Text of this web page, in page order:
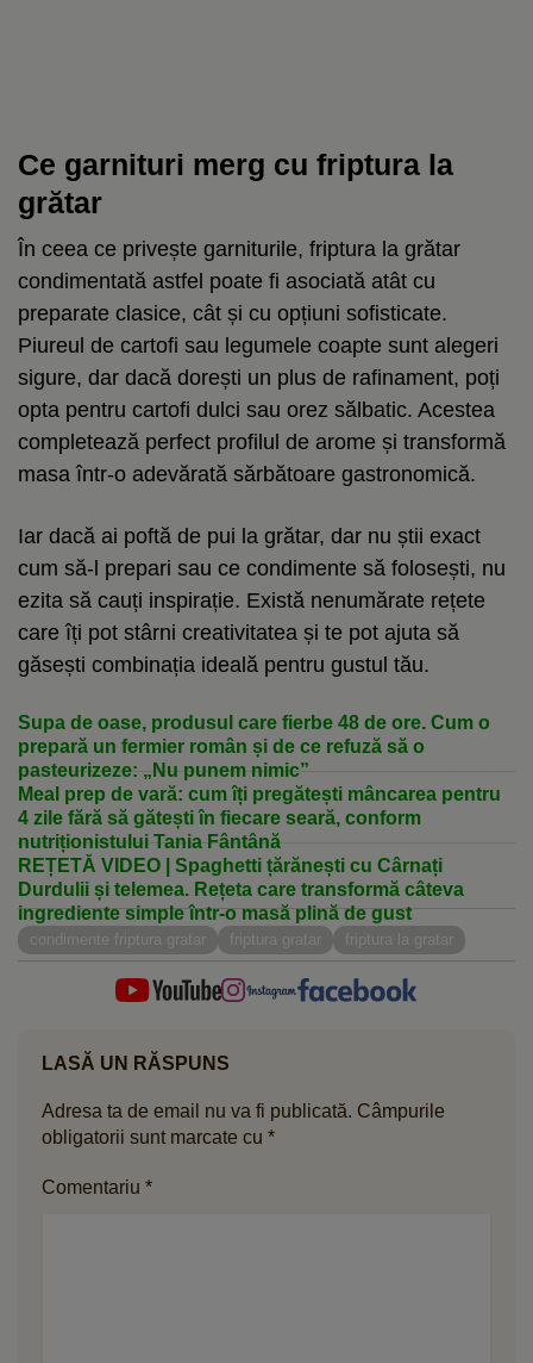
Ce garnituri merg cu friptura la
grătar
În ceea ce privește garniturile, friptura la grătar
condimentată astfel poate fi asociată atât cu
preparate clasice, cât și cu opțiuni sofisticate.
Piureul de cartofi sau legumele coapte sunt alegeri
sigure, dar dacă dorești un plus de rafinament, poți
opta pentru cartofi dulci sau orez sălbatic. Acestea
completează perfect profilul de arome și transformă
masa într-o adevărată sărbătoare gastronomică.
Iar dacă ai poftă de pui la grătar, dar nu știi exact
cum să-l prepari sau ce condimente să folosești, nu
ezita să cauți inspirație. Există nenumărate rețete
care îți pot stârni creativitatea și te pot ajuta să
găsești combinația ideală pentru gustul tău.
Supa de oase, produsul care fierbe 48 de ore. Cum o
prepară un fermier român și de ce refuză să o
pasteurizeze: „Nu punem nimic”
Meal prep de vară: cum îți pregătești mâncarea pentru
4 zile fără să gătești în fiecare seară, conform
nutriționistului Tania Fântână
REȚETĂ VIDEO | Spaghetti țărănești cu Cârnați
Durdulii și telemea. Rețeta care transformă câteva
ingrediente simple într-o masă plină de gust
condimente friptura gratar friptura gratar friptura la gratar
LASĂ UN RĂSPUNS
Adresa ta de email nu va fi publicată. Câmpurile
obligatorii sunt marcate cu *
Comentariu *